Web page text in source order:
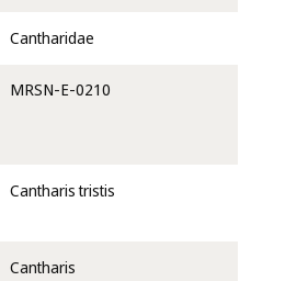
Cantharidae
MRSN-E-0210
Cantharis tristis
Cantharis